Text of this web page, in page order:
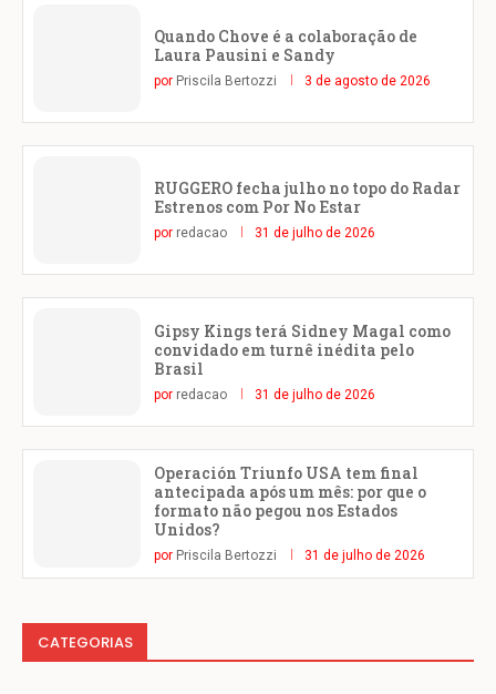
Quando Chove é a colaboração de
Laura Pausini e Sandy
por Priscila Bertozzi 3 de agosto de 2026
RUGGERO fecha julho no topo do Radar
Estrenos com Por No Estar
por redacao 31 de julho de 2026
Gipsy Kings terá Sidney Magal como
convidado em turnê inédita pelo
Brasil
por redacao 31 de julho de 2026
Operación Triunfo USA tem final
antecipada após um mês: por que o
formato não pegou nos Estados
Unidos?
por Priscila Bertozzi 31 de julho de 2026
CATEGORIAS